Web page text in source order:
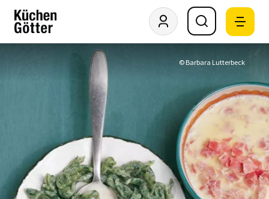
© Barbara Lutterbeck